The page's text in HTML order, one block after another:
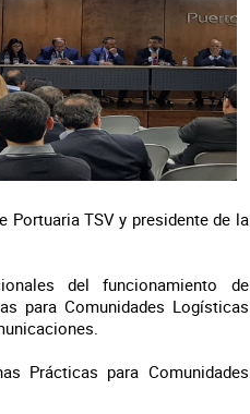
Portuaria TSV y presidente de la
del funcionamiento de
para Comunidades Logísticas
Prácticas para Comunidades